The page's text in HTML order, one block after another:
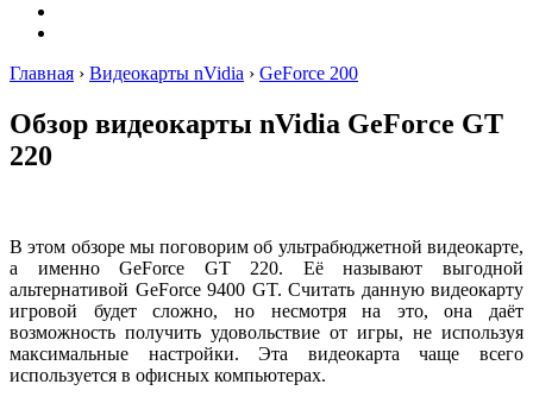
Главная › Видеокарты nVidia › GeForce 200
Обзор видеокарты nVidia GeForce GT
220
В этом обзоре мы поговорим об ультрабюджетной видеокарте,
а именно GeForce GT 220. Её называют выгодной
альтернативой GeForce 9400 GT. Считать данную видеокарту
игровой будет сложно, но несмотря на это, она даёт
возможность получить удовольствие от игры, не используя
максимальные настройки. Эта видеокарта чаще всего
используется в офисных компьютерах.